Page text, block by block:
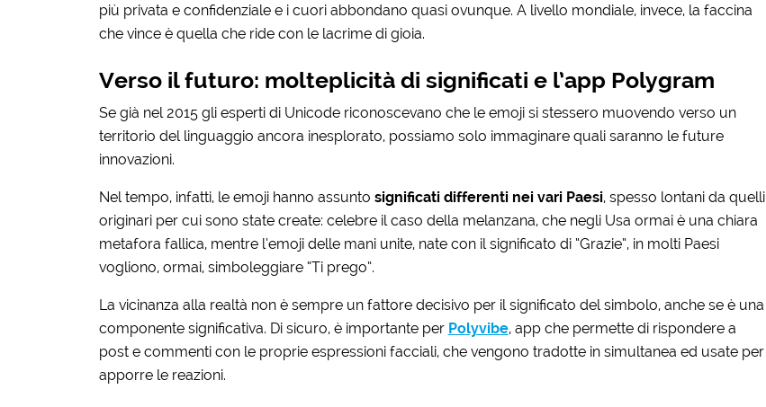
più privata e confidenziale e i cuori abbondano quasi ovunque. A livello mondiale, invece, la faccina
che vince è quella che ride con le lacrime di gioia.
Verso il futuro: molteplicità di significati e l’app Polygram
Se già nel 2015 gli esperti di Unicode riconoscevano che le emoji si stessero muovendo verso un
territorio del linguaggio ancora inesplorato, possiamo solo immaginare quali saranno le future
innovazioni.
Nel tempo, infatti, le emoji hanno assunto significati differenti nei vari Paesi, spesso lontani da quelli
originari per cui sono state create: celebre il caso della melanzana, che negli Usa ormai è una chiara
metafora fallica, mentre l’emoji delle mani unite, nate con il significato di “Grazie”, in molti Paesi
vogliono, ormai, simboleggiare “Ti prego”.
La vicinanza alla realtà non è sempre un fattore decisivo per il significato del simbolo, anche se è una
componente significativa. Di sicuro, è importante per Polyvibe, app che permette di rispondere a
post e commenti con le proprie espressioni facciali, che vengono tradotte in simultanea ed usate per
apporre le reazioni.